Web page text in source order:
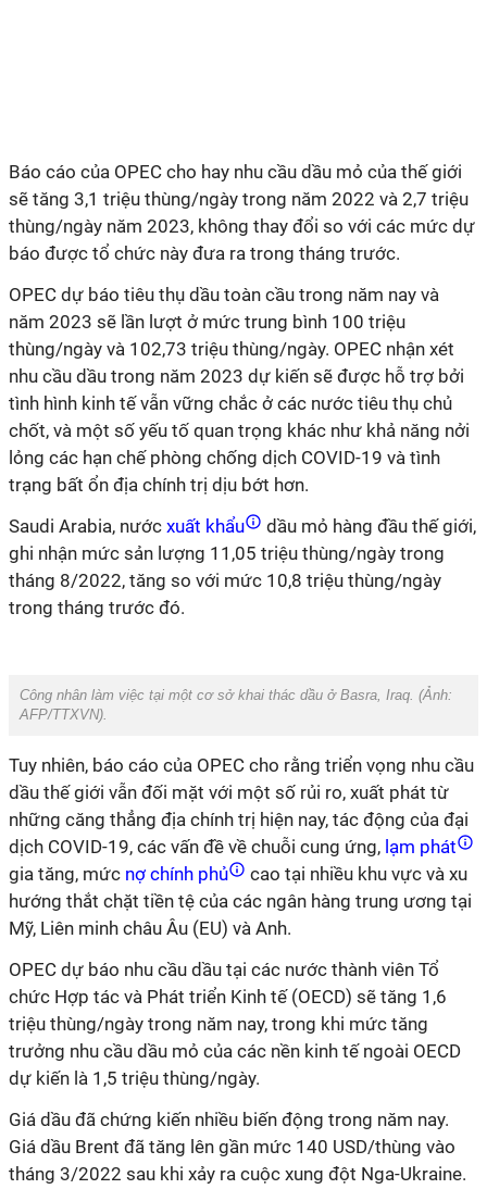
Báo cáo của OPEC cho hay nhu cầu dầu mỏ của thế giới
sẽ tăng 3,1 triệu thùng/ngày trong năm 2022 và 2,7 triệu
thùng/ngày năm 2023, không thay đổi so với các mức dự
báo được tổ chức này đưa ra trong tháng trước.
OPEC dự báo tiêu thụ dầu toàn cầu trong năm nay và
năm 2023 sẽ lần lượt ở mức trung bình 100 triệu
thùng/ngày và 102,73 triệu thùng/ngày. OPEC nhận xét
nhu cầu dầu trong năm 2023 dự kiến sẽ được hỗ trợ bởi
tình hình kinh tế vẫn vững chắc ở các nước tiêu thụ chủ
chốt, và một số yếu tố quan trọng khác như khả năng nởi
lỏng các hạn chế phòng chống dịch COVID-19 và tình
trạng bất ổn địa chính trị dịu bớt hơn.
Saudi Arabia, nước xuất khẩu
dầu mỏ hàng đầu thế giới,
ghi nhận mức sản lượng 11,05 triệu thùng/ngày trong
tháng 8/2022, tăng so với mức 10,8 triệu thùng/ngày
trong tháng trước đó.
Công nhân làm việc tại một cơ sở khai thác dầu ở Basra, Iraq. (Ảnh:
AFP/TTXVN).
Tuy nhiên, báo cáo của OPEC cho rằng triển vọng nhu cầu
dầu thế giới vẫn đối mặt với một số rủi ro, xuất phát từ
những căng thẳng địa chính trị hiện nay, tác động của đại
dịch COVID-19, các vấn đề về chuỗi cung ứng, lạm phát
gia tăng, mức nợ chính phủ
cao tại nhiều khu vực và xu
hướng thắt chặt tiền tệ của các ngân hàng trung ương tại
Mỹ, Liên minh châu Âu (EU) và Anh.
OPEC dự báo nhu cầu dầu tại các nước thành viên Tổ
chức Hợp tác và Phát triển Kinh tế (OECD) sẽ tăng 1,6
triệu thùng/ngày trong năm nay, trong khi mức tăng
trưởng nhu cầu dầu mỏ của các nền kinh tế ngoài OECD
dự kiến là 1,5 triệu thùng/ngày.
Giá dầu đã chứng kiến nhiều biến động trong năm nay.
Giá dầu Brent đã tăng lên gần mức 140 USD/thùng vào
tháng 3/2022 sau khi xảy ra cuộc xung đột Nga-Ukraine.